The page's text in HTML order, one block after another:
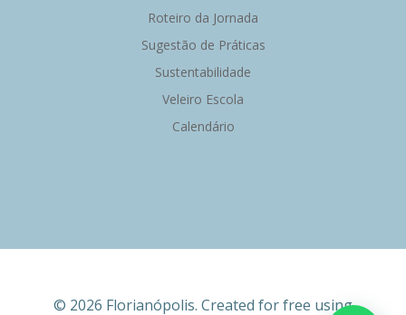
Roteiro da Jornada
Sugestão de Práticas
Sustentabilidade
Veleiro Escola
Calendário
© 2026 Florianópolis. Created for free using